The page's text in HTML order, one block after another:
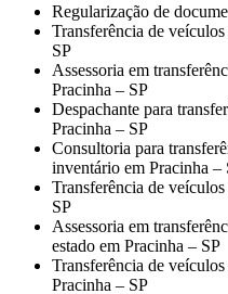
Regularização de
Transferência de
SP
Assessoria em
Pracinha – SP
Despachante para
Pracinha – SP
Consultoria para
inventário em Pracinha –
Transferência de
SP
Assessoria em
estado em Pracinha – SP
Transferência de
Pracinha – SP